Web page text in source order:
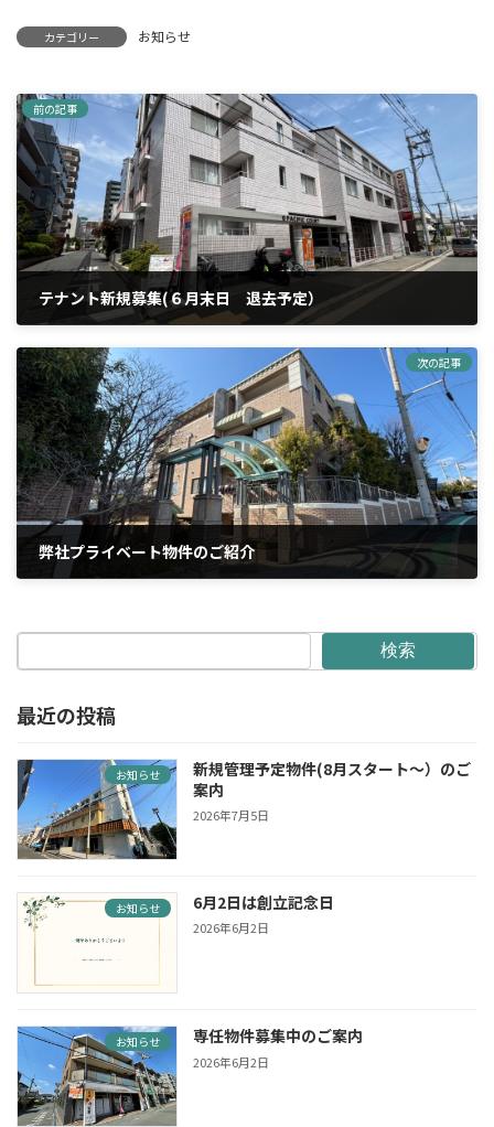
カテゴリー お知らせ
前の記事
テナント新規募集(６月末日 退去予定）
次の記事
弊社プライベート物件のご紹介
検索
最近の投稿
お知らせ
新規管理予定物件(8月スタート〜）のご
案内
2026年7月5日
お知らせ 6月2日は創立記念日
2026年6月2日
お知らせ 専任物件募集中のご案内
2026年6月2日